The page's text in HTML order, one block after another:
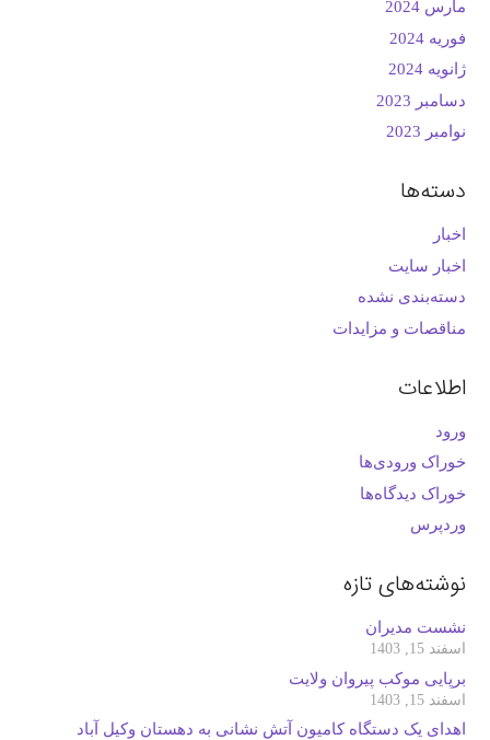
مارس 2024
فوریه 2024
ژانویه 2024
دسامبر 2023
نوامبر 2023
دسته‌ها
اخبار
اخبار سایت
دسته‌بندی نشده
مناقصات و مزایدات
اطلاعات
ورود
خوراک ورودی‌ها
خوراک دیدگاه‌ها
وردپرس
نوشته‌های تازه
نشست مدیران
اسفند 15, 1403
برپایی موکب پیروان ولایت
اسفند 15, 1403
اهدای یک دستگاه کامیون آتش نشانی به دهستان وکیل آباد